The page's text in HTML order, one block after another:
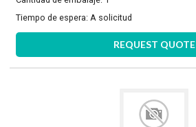
Tiempo de espera: A solicitud
REQUEST QUOTE